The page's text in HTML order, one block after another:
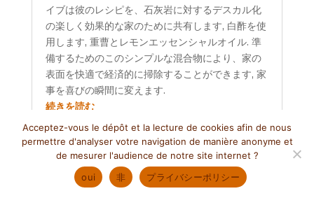
イブは彼のレシピを、石灰岩に対するデスカル化
の楽しく効果的な家のために共有します, 白酢を使
用します, 重曹とレモンエッセンシャルオイル. 準
備するためのこのシンプルな混合物により、家の
表面を快適で経済的に掃除することができます, 家
事を喜びの瞬間に変えます.
続きを読む
ウィーンでの月 - バレ
Acceptez-vous le dépôt et la lecture de cookies afin de nous
permettre d'analyser votre navigation de manière anonyme et
de mesurer l'audience de notre site internet ?
oui
非 プライバシーポリシー